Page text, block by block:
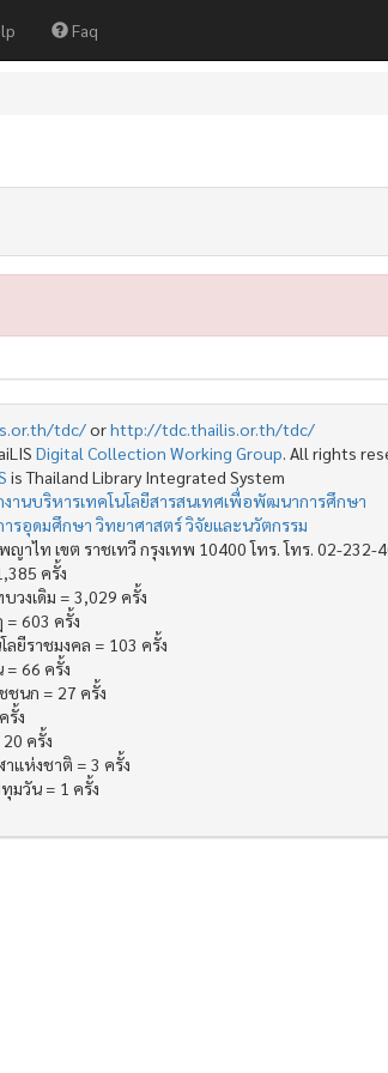
Faq
tdc/orhttp://tdc.thailis.or.th/tdc/
Digital Collection Working Group. All rights
is Thailand Library Integrated System
งานบริหารเทคโนโลยีสารสนเทศเพื่อพัฒนาการศึกษา
ารอุดมศึกษา วิทยาศาสตร์ วิจัยและนวัตกรรม
าไท เขต ราชเทวี กรุงเทพ 10400 โทร. โทร. 02-232-
ครั้ง
วงเดิม = 3,029 ครั้ง
603 ครั้ง
ลยีราชมงคล = 103 ครั้ง
66 ครั้ง
นก = 27 ครั้ง
รั้ง
ครั้ง
แห่งชาติ = 3 ครั้ง
มวัน = 1 ครั้ง